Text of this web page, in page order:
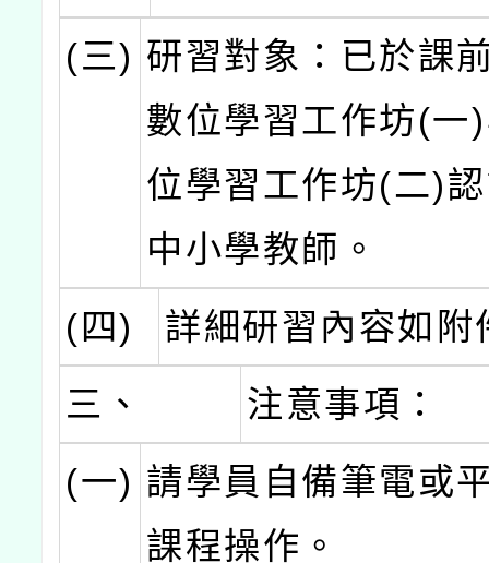
(三) 研習對象：已於課
數位學習工作坊(一
位學習工作坊(二)
中小學教師。
(四)
詳細研習內容如附
三、
注意事項：
(一) 請學員自備筆電或
課程操作。